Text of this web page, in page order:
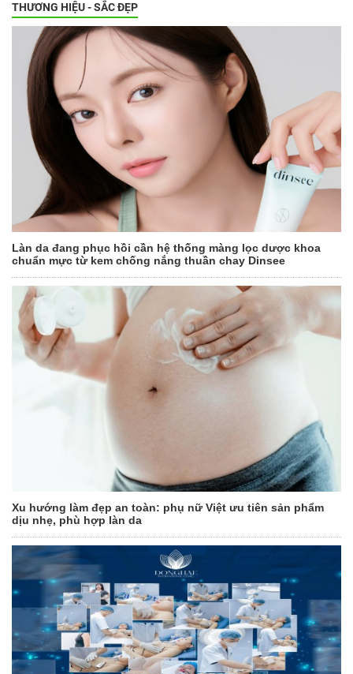
THƯƠNG HIỆU - SẮC ĐẸP
Làn da đang phục hồi cần hệ thống màng lọc dược khoa
chuẩn mực từ kem chống nắng thuần chay Dinsee
Xu hướng làm đẹp an toàn: phụ nữ Việt ưu tiên sản phẩm
dịu nhẹ, phù hợp làn da